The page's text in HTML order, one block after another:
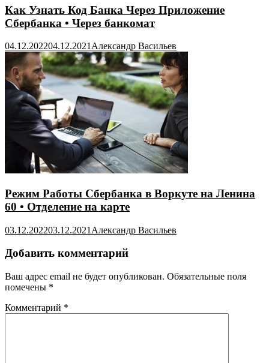
Как Узнать Код Банка Через Приложение
Сбербанка • Через банкомат
04.12.202204.12.2021 Александр Васильев
Режим Работы Сбербанка в Воркуте на Ленина
60 • Отделение на карте
03.12.202203.12.2021 Александр Васильев
Добавить комментарий
Ваш адрес email не будет опубликован. Обязательные поля
помечены *
Комментарий *